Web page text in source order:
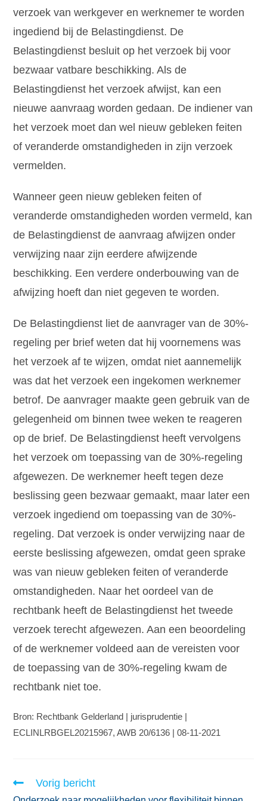
verzoek van werkgever en werknemer te worden
ingediend bij de Belastingdienst. De
Belastingdienst besluit op het verzoek bij voor
bezwaar vatbare beschikking. Als de
Belastingdienst het verzoek afwijst, kan een
nieuwe aanvraag worden gedaan. De indiener van
het verzoek moet dan wel nieuw gebleken feiten
of veranderde omstandigheden in zijn verzoek
vermelden.
Wanneer geen nieuw gebleken feiten of
veranderde omstandigheden worden vermeld, kan
de Belastingdienst de aanvraag afwijzen onder
verwijzing naar zijn eerdere afwijzende
beschikking. Een verdere onderbouwing van de
afwijzing hoeft dan niet gegeven te worden.
De Belastingdienst liet de aanvrager van de 30%-
regeling per brief weten dat hij voornemens was
het verzoek af te wijzen, omdat niet aannemelijk
was dat het verzoek een ingekomen werknemer
betrof. De aanvrager maakte geen gebruik van de
gelegenheid om binnen twee weken te reageren
op de brief. De Belastingdienst heeft vervolgens
het verzoek om toepassing van de 30%-regeling
afgewezen. De werknemer heeft tegen deze
beslissing geen bezwaar gemaakt, maar later een
verzoek ingediend om toepassing van de 30%-
regeling. Dat verzoek is onder verwijzing naar de
eerste beslissing afgewezen, omdat geen sprake
was van nieuw gebleken feiten of veranderde
omstandigheden. Naar het oordeel van de
rechtbank heeft de Belastingdienst het tweede
verzoek terecht afgewezen. Aan een beoordeling
of de werknemer voldeed aan de vereisten voor
de toepassing van de 30%-regeling kwam de
rechtbank niet toe.
Bron: Rechtbank Gelderland | jurisprudentie |
ECLINLRBGEL20215967, AWB 20/6136 | 08-11-2021
Vorig bericht